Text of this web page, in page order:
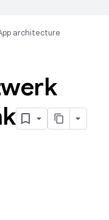
architecture